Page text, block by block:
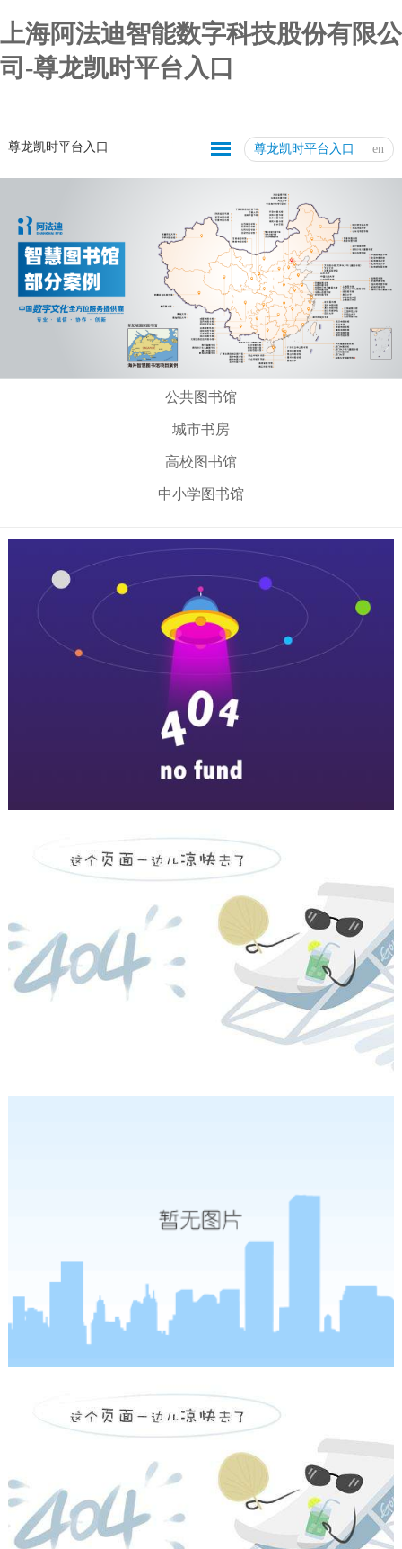
上海阿法迪智能数字科技股份有限公
司-尊龙凯时平台入口
尊龙凯时平台入口 尊龙凯时平台入口 en
公共图书馆
城市书房
高校图书馆
中小学图书馆